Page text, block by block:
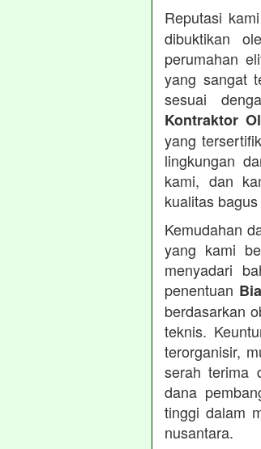
Reputasi
dibuktikan
perumahan
yang sangat
sesuai
Kontraktor
yang
lingkungan
kami, dan
kualitas
Kemudahan
yang kami
menyadari
penentuan
berdasarkan
teknis.
terorganisir,
serah terima
dana
tinggi dalam
nusantara.